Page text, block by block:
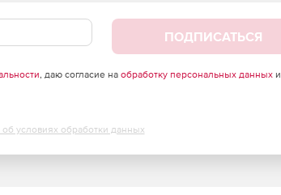
ПОДПИСАТЬСЯ
, даю согласие на обработку персональных данныхи
условиях обработки данных